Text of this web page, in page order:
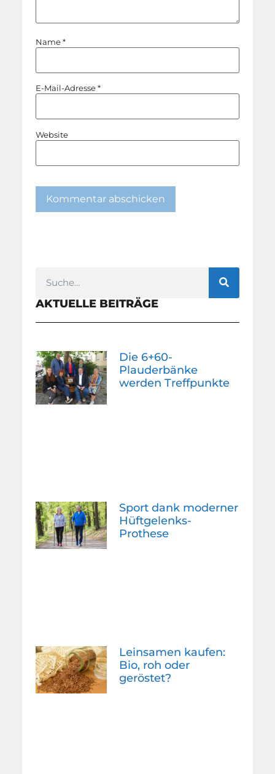
Name*
E-Mail-Adresse*
Website
AKTUELLE BEITRÄGE
Die 6+60-
Plauderbänke
werden Treffpunkte
Sport dank moderner
Hüftgelenks-
Prothese
Leinsamen kaufen:
Bio, roh oder
geröstet?